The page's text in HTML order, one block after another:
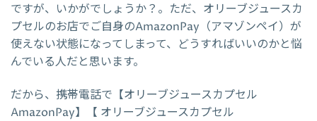
ですが、いかがでしょうか？。ただ、オリーブジュースカ
プセルのお店でご自身のAmazonPay（アマゾンペイ）が
使えない状態になってしまって、どうすればいいのかと悩
んでいる人だと思います。
だから、携帯電話で【オリーブジュースカプセル
AmazonPay】【 オリーブジュースカプセル